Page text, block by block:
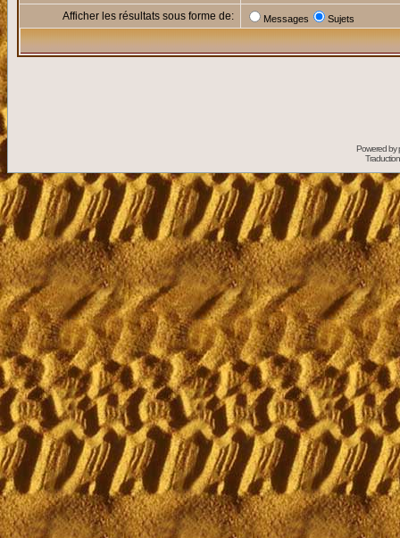
Afficher les résultats sous forme de: Messages Sujets
Powered by